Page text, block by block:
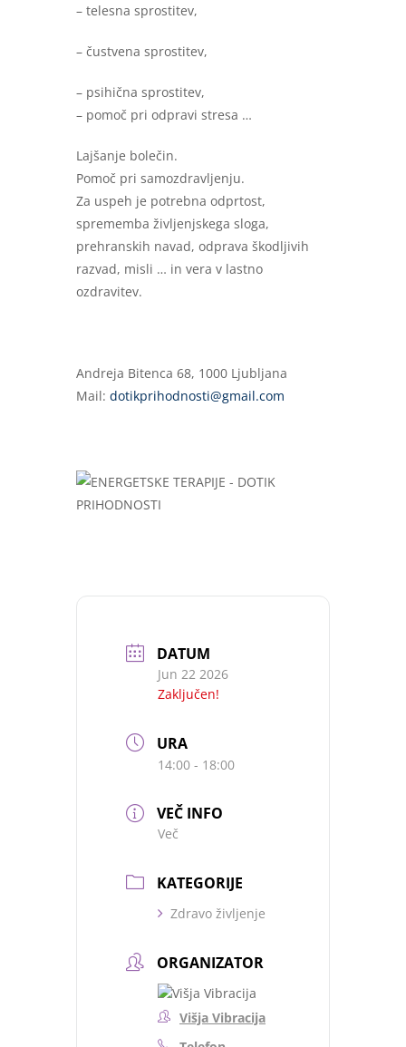
– telesna sprostitev,
– čustvena sprostitev,
– psihična sprostitev,
– pomoč pri odpravi stresa …
Lajšanje bolečin.
Pomoč pri samozdravljenju.
Za uspeh je potrebna odprtost,
sprememba življenjskega sloga,
prehranskih navad, odprava škodljivih
razvad, misli … in vera v lastno
ozdravitev.
Andreja Bitenca 68, 1000 Ljubljana
Mail: dotikprihodnosti@gmail.com
DATUM
Jun 22 2026
Zaključen!
URA
14:00 - 18:00
VEČ INFO
Več
KATEGORIJE
Zdravo življenje
ORGANIZATOR
Višja Vibracija